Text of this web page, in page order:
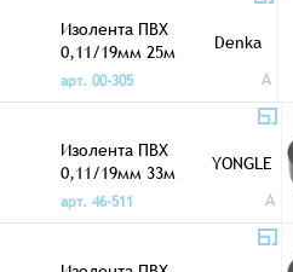
Изолента ПВХ
0,11/19мм 25м
черная VINI TIPE
Denka
арт. 00-305
A
Изолента ПВХ
0,11/19мм 33м
черная
YONGLE
арт. 46-511
A